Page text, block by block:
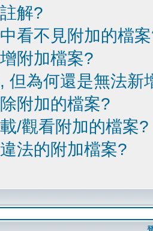
解?
看不見附加的檔
附加檔案?
但為何還是無法新
附加的檔案?
/觀看附加的檔案?
法的附加檔案?